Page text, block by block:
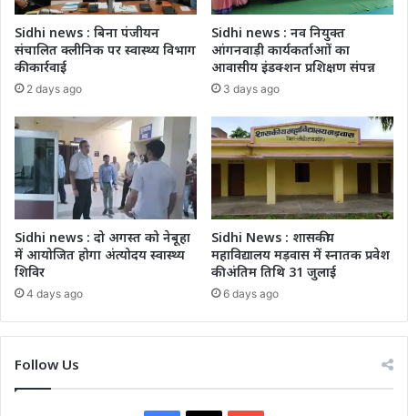
Sidhi news : बिना पंजीयन
संचालित क्लीनिक पर स्वास्थ्य विभाग
की कार्रवाई
2 days ago
Sidhi news : नव नियुक्त
आंगनवाड़ी कार्यकर्ताआों का
आवासीय इंडक्शन प्रशिक्षण संपन्न
3 days ago
Sidhi news : दो अगस्त को नेबूहा
में आयोजित होगा अंत्योदय स्वास्थ्य
शिविर
4 days ago
Sidhi News : शासकीय
महाविद्यालय मड़वास में स्नातक प्रवेश
की अंतिम तिथि 31 जुलाई
6 days ago
Follow Us